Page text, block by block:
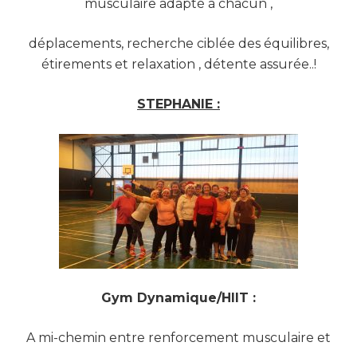
musculaire adapté à chacun ,
déplacements, recherche ciblée des équilibres,
étirements et relaxation , détente assurée..!
STEPHANIE :
Gym Dynamique/HIIT :
A mi-chemin entre renforcement musculaire et